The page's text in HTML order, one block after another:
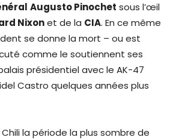
Augusto Pinochet sous l’œil
Nixonet de la CIA. En ce même
se donne la mort – ou est
comme le soutiennent ses
présidentiel avec le AK-47
Castro quelques années plus
Chili la période la plus sombre de